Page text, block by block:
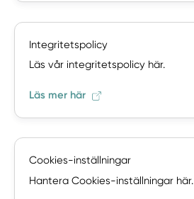
Integritetspolicy
Läs vår integritetspolicy här.
Läs mer här
Cookies-inställningar
Hantera Cookies-inställningar här.